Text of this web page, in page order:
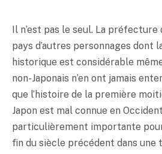
Il n’est pas le seul. La préfecture
pays d’autres personnages dont
historique est considérable
non-Japonais n’en ont jamais
que l’histoire de la première
Japon est mal connue en
particulièrement importante
fin du siècle précédent dans une